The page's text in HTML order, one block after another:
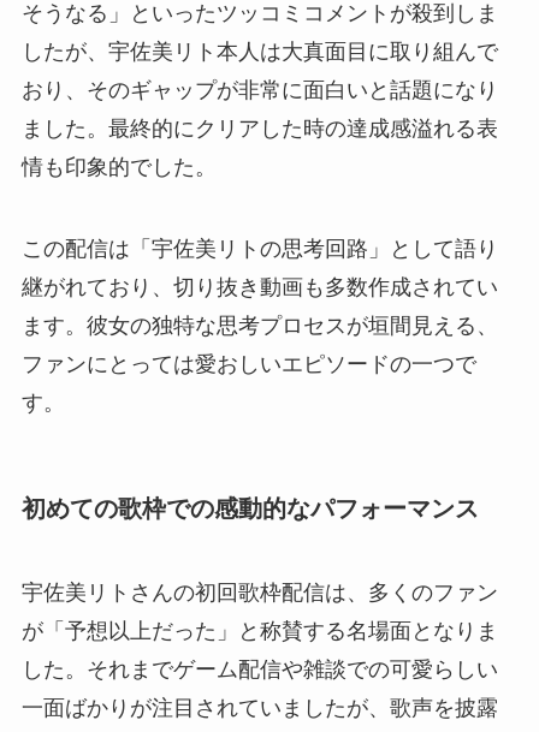
そうなる」といったツッコミコメントが殺到しま
したが、宇佐美リト本人は大真面目に取り組んで
おり、そのギャップが非常に面白いと話題になり
ました。最終的にクリアした時の達成感溢れる表
情も印象的でした。
この配信は「宇佐美リトの思考回路」として語り
継がれており、切り抜き動画も多数作成されてい
ます。彼女の独特な思考プロセスが垣間見える、
ファンにとっては愛おしいエピソードの一つで
す。
初めての歌枠での感動的なパフォーマンス
宇佐美リトさんの初回歌枠配信は、多くのファン
が「予想以上だった」と称賛する名場面となりま
した。それまでゲーム配信や雑談での可愛らしい
一面ばかりが注目されていましたが、歌声を披露